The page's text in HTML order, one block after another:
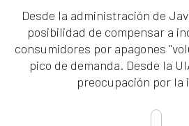
Desde la administración de
posibilidad de compensar a
consumidores por apagones
pico de demanda. Desde la
preocupación por la